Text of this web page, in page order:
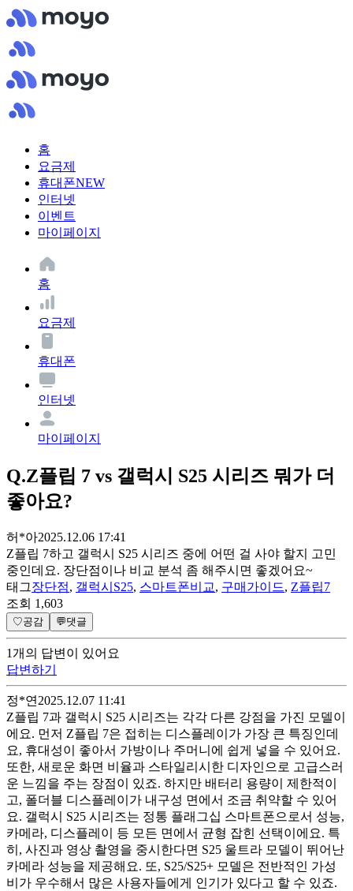
홈
요금제
휴대폰NEW
인터넷
이벤트
마이페이지
홈
요금제
휴대폰
인터넷
마이페이지
Q.Z플립 7 vs 갤럭시 S25 시리즈 뭐가 더
좋아요?
허*아2025.12.06 17:41
Z플립 7하고 갤럭시 S25 시리즈 중에 어떤 걸 사야 할지 고민
중인데요. 장단점이나 비교 분석 좀 해주시면 좋겠어요~
태그장단점, 갤럭시S25, 스마트폰비교, 구매가이드, Z플립7
조회 1,603
♡공감 💬댓글
1개 의 답변이 있어요
답변하기
정*연 2025.12.07 11:41
Z플립 7과 갤럭시 S25 시리즈는 각각 다른 강점을 가진 모델이
에요. 먼저 Z플립 7은 접히는 디스플레이가 가장 큰 특징인데
요, 휴대성이 좋아서 가방이나 주머니에 쉽게 넣을 수 있어요.
또한, 새로운 화면 비율과 스타일리시한 디자인으로 고급스러
운 느낌을 주는 장점이 있죠. 하지만 배터리 용량이 제한적이
고, 폴더블 디스플레이가 내구성 면에서 조금 취약할 수 있어
요. 갤럭시 S25 시리즈는 정통 플래그십 스마트폰으로서 성능,
카메라, 디스플레이 등 모든 면에서 균형 잡힌 선택이에요. 특
히, 사진과 영상 촬영을 중시한다면 S25 울트라 모델이 뛰어난
카메라 성능을 제공해요. 또, S25/S25+ 모델은 전반적인 가성
비가 우수해서 많은 사용자들에게 인기가 있다고 할 수 있죠.